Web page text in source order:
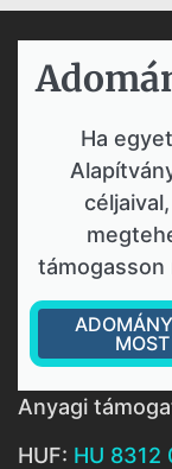
Ha
támogasson
MOST
Anyagi
HUF: HU